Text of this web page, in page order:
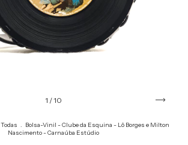
1 /10
Todas . Bolsa-Vinil - Clube da Esquina - Lô Borges e Milton
Nascimento - Carnaúba Estúdio